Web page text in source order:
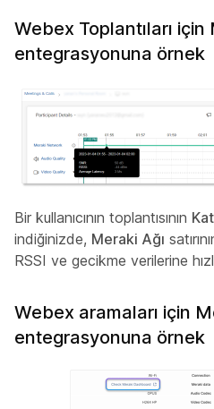
Webex Toplantıları için
entegrasyonuna örnek
Bir kullanıcının toplantısının
indiğinizde, Meraki Ağı
RSSI ve gecikme verilerine
Webex aramaları için
entegrasyonuna örnek